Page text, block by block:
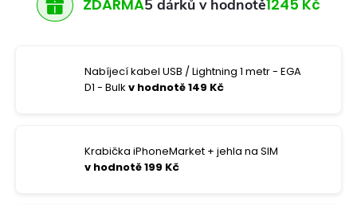
ZDARMA5 dárků v hodnotě1245 Kč
Nabíjecí kabel USB / Lightning 1 metr - EGA
D1 - Bulk v hodnotě 149 Kč
Krabička iPhoneMarket + jehla na SIM
v hodnotě 199 Kč